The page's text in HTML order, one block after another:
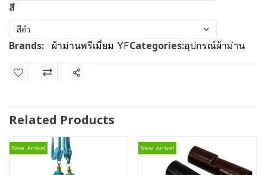
สี
สีดำ
Brands: ผ้าม่านพรีเมี่ยม YFCategories:อุปกรณ์ผ้าม่าน
Share
Related Products
New Arrival New Arrival